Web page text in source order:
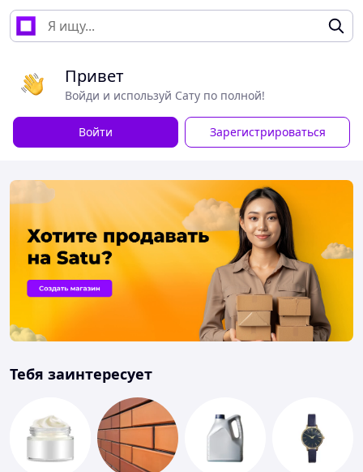
Привет
Войди и используй Сату по полной!
Войти Зарегистрироваться
Тебя заинтересует